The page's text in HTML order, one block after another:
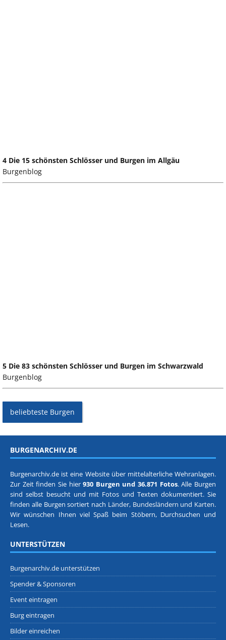
4 Die 15 schönsten Schlösser und Burgen im Allgäu
Burgenblog
5 Die 83 schönsten Schlösser und Burgen im Schwarzwald
Burgenblog
beliebteste Burgen
BURGENARCHIV.DE
Burgenarchiv.de ist eine Website über mittelalterliche Wehranlagen.
Zur Zeit finden Sie hier930 Burgen und 36.871 Fotos. Alle Burgen
sind selbst besucht und mit Fotos und Texten dokumentiert. Sie
finden alle Burgen sortiert nach Länder, Bundesländern und Karten.
Wir wünschen Ihnen viel Spaß beim Stöbern, Durchsuchen und
Lesen.
UNTERSTÜTZEN
Burgenarchiv.de unterstützen
Spender & Sponsoren
Event eintragen
Burg eintragen
Bilder einreichen